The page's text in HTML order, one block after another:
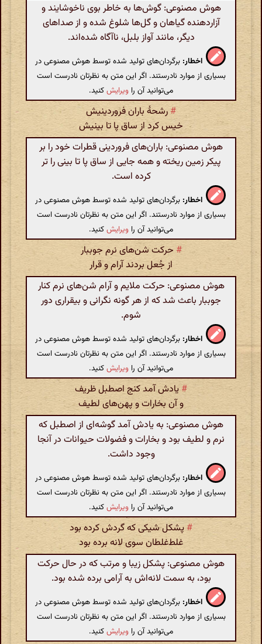
هوش مصنوعی: گوش‌ها به خاطر بوی ناخوشایند و
آزاردهنده گیاهان و گل‌ها شلوغ شده و از صداهای
دیگر، مانند آواز بلبل، ناآگاه شده‌اند.
اخطار: برگردان‌های تولید شده توسط هوش مصنوعی در
بسیاری از موارد نادرستند. اگر این متن به نظرتان نادرست است
می‌توانید آن را ویرایشکنید.
# رشحهٔ باران فروردینیش
خیس کرد از ساق پا تا بینیش
هوش مصنوعی: باران‌های فروردینی قطرات خود را بر
پیکر زمین ریخته و همه جایی از ساق پا تا بینی را تر
کرده است.
اخطار: برگردان‌های تولید شده توسط هوش مصنوعی در
بسیاری از موارد نادرستند. اگر این متن به نظرتان نادرست است
می‌توانید آن را ویرایشکنید.
# حرکت شن‌های نرم جوببار
از جُعل بردند آرام و قرار
هوش مصنوعی: حرکت ملایم و آرام شن‌های نرم کنار
جوببار باعث شد که از هر گونه نگرانی و بیقراری دور
شوم.
اخطار: برگردان‌های تولید شده توسط هوش مصنوعی در
بسیاری از موارد نادرستند. اگر این متن به نظرتان نادرست است
می‌توانید آن را ویرایشکنید.
# یادش آمد کنج اصطبل ظریف
و آن بخارات و پهن‌های لطیف
هوش مصنوعی: به یادش آمد گوشه‌ای از اصطبل که
نرم و لطیف بود و بخارات و فضولات حیوانات در آنجا
وجود داشت.
اخطار: برگردان‌های تولید شده توسط هوش مصنوعی در
بسیاری از موارد نادرستند. اگر این متن به نظرتان نادرست است
می‌توانید آن را ویرایشکنید.
# پشکل شیکی که گردش کرده بود
غلط‌غلطان سوی لانه برده بود
هوش مصنوعی: پشکل زیبا و مرتب که در حال حرکت
بود، به سمت لانه‌اش به آرامی برده شده بود.
اخطار: برگردان‌های تولید شده توسط هوش مصنوعی در
بسیاری از موارد نادرستند. اگر این متن به نظرتان نادرست است
می‌توانید آن را ویرایشکنید.